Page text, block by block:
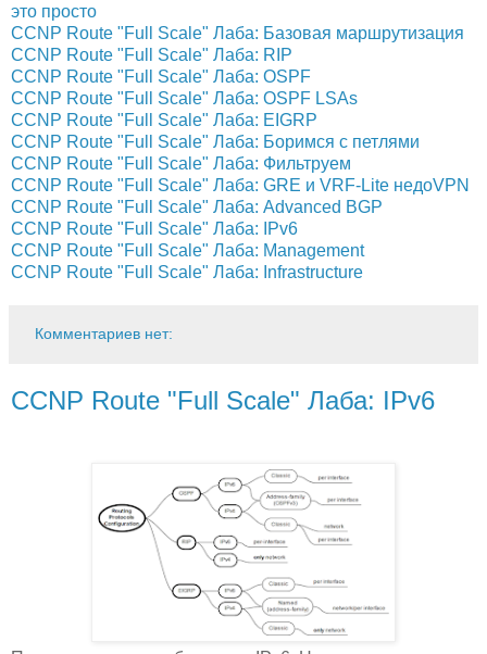
это просто
CCNP Route "Full Scale" Лаба: Базовая маршрутизация
CCNP Route "Full Scale" Лаба: RIP
CCNP Route "Full Scale" Лаба: OSPF
CCNP Route "Full Scale" Лаба: OSPF LSAs
CCNP Route "Full Scale" Лаба: EIGRP
CCNP Route "Full Scale" Лаба: Боримся с петлями
CCNP Route "Full Scale" Лаба: Фильтруем
CCNP Route "Full Scale" Лаба: GRE и VRF-Lite недоVPN
CCNP Route "Full Scale" Лаба: Advanced BGP
CCNP Route "Full Scale" Лаба: IPv6
CCNP Route "Full Scale" Лаба: Management
CCNP Route "Full Scale" Лаба: Infrastructure
Комментариев нет:
CCNP Route "Full Scale" Лаба: IPv6